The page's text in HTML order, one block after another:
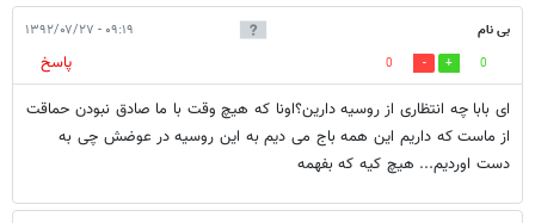
بی نام ۰۹:۱۹ - ۱۳۹۲/۰۷/۲۷
0
0
پاسخ
ای بابا چه انتظاری از روسیه دارین؟اونا که هیچ وقت با ما صادق نبودن حماقت
از ماست که داریم این همه باج می دیم به این روسیه در عوضش چی به
دست اوردیم... هیچ کیه که بفهمه